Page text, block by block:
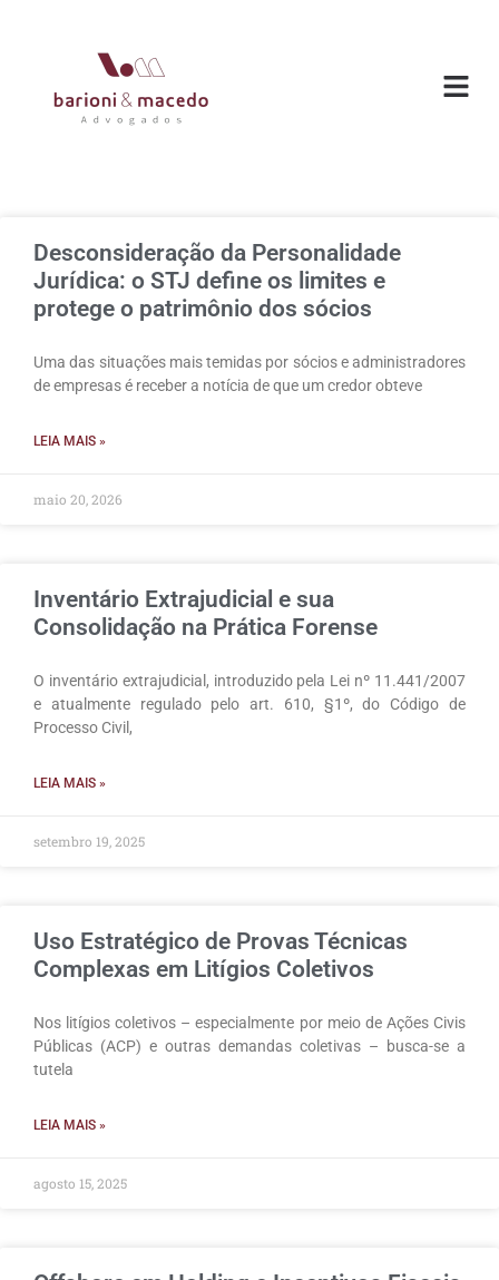
Desconsideração da Personalidade
Jurídica: o STJ define os limites e
protege o patrimônio dos sócios
Uma das situações mais temidas por sócios e administradores
de empresas é receber a notícia de que um credor obteve
LEIA MAIS »
maio 20, 2026
Inventário Extrajudicial e sua
Consolidação na Prática Forense
O inventário extrajudicial, introduzido pela Lei nº 11.441/2007
e atualmente regulado pelo art. 610, §1º, do Código de
Processo Civil,
LEIA MAIS »
setembro 19, 2025
Uso Estratégico de Provas Técnicas
Complexas em Litígios Coletivos
Nos litígios coletivos – especialmente por meio de Ações Civis
Públicas (ACP) e outras demandas coletivas – busca-se a
tutela
LEIA MAIS »
agosto 15, 2025